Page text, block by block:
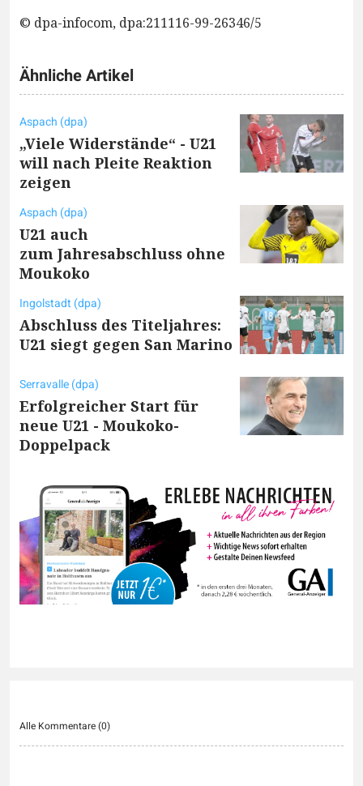
© dpa-infocom, dpa:211116-99-26346/5
Ähnliche Artikel
Aspach (dpa)
„Viele Widerstände“ - U21
will nach Pleite Reaktion
zeigen
Aspach (dpa)
U21 auch
zum Jahresabschluss ohne
Moukoko
Ingolstadt (dpa)
Abschluss des Titeljahres:
U21 siegt gegen San Marino
Serravalle (dpa)
Erfolgreicher Start für
neue U21 - Moukoko-
Doppelpack
Alle Kommentare (0)